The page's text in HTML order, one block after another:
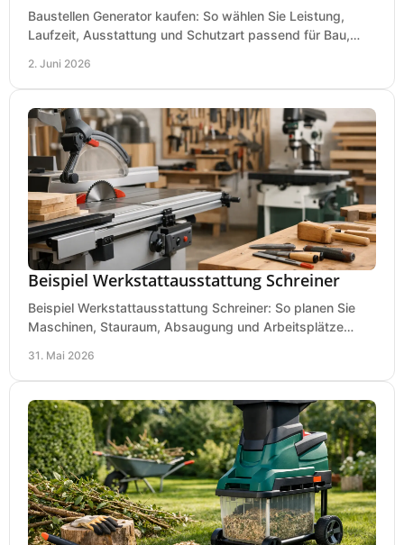
Baustellen Generator kaufen: So wählen Sie Leistung,
Laufzeit, Ausstattung und Schutzart passend für Bau,
2. Juni 2026
Beispiel Werkstattausstattung Schreiner
Beispiel Werkstattausstattung Schreiner: So planen Sie
Maschinen, Stauraum, Absaugung und Arbeitsplätze
31. Mai 2026